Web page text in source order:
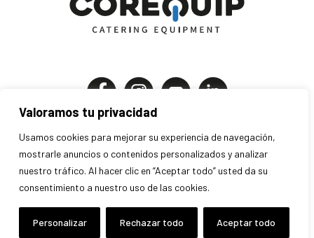
Valoramos tu privacidad
Usamos cookies para mejorar su experiencia de navegación,
mostrarle anuncios o contenidos personalizados y analizar
nuestro tráfico. Al hacer clic en “Aceptar todo” usted da su
consentimiento a nuestro uso de las cookies.
Personalizar Rechazar todo Aceptar todo
Corequip Catering Equipment S.A
P.I. Els Mollons | C. Traginers 7-9
46970 Alaquàs . Valencia . España
+34 963 707 280 · info@corequip.es
Aviso legal Privacidad
Cookies